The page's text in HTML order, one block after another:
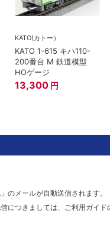
KATO(カトー）
KATO 1-615 キハ110-
200番台 M 鉄道模型
HOゲージ
13,300 円
のメールが自動送信されます。
につきましては、ご利用ガイド